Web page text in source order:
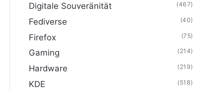
Digitale Souveränität (467)
Fediverse (40)
Firefox (75)
Gaming (214)
Hardware (219)
KDE (518)